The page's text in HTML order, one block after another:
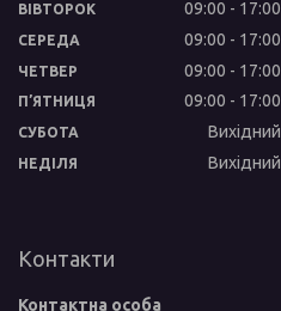
ВІВТОРОК 09:00 17:00
СЕРЕДА 09:00 17:00
ЧЕТВЕР 09:00 17:00
ПʼЯТНИЦЯ 09:00 17:00
СУБОТА Вихідний
НЕДІЛЯ Вихідний
Контакти